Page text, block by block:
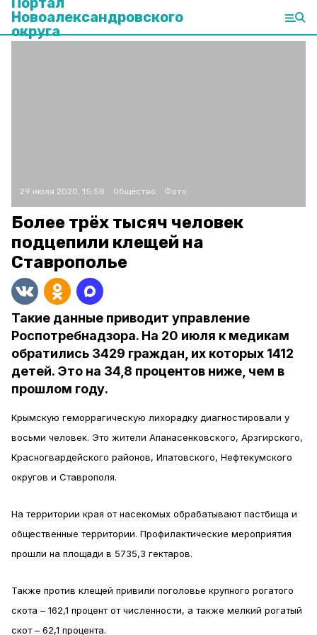
Новоалександровского
округа
29 июля 2020, 15:58 Общество Фото:
Более трёх тысяч человек
подцепили клещей на
Ставрополье
Такие данные приводит управление
Роспотребнадзора. На 20 июля к медикам
обратились 3429 граждан, их которых 1412
детей. Это на 34,8 процентов ниже, чем в
прошлом году.
Крымскую геморрагическую лихорадку диагностировали у
восьми человек. Это жители Апанасенковского, Арзгирского,
Красногвардейского районов, Ипатовского, Нефтекумского
округов и Ставрополя.
На территории края от насекомых обрабатывают пастбища и
общественные территории. Профилактические мероприятия
прошли на площади в 5735,3 гектаров.
Также против клещей привили поголовье крупного рогатого
скота – 162,1 процент от численности, а также мелкий рогатый
скот – 62,1 процента.